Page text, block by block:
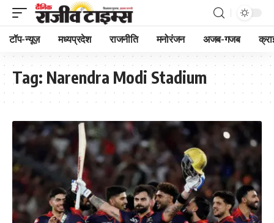
टॉप-न्यूज़ मध्यप्रदेश राजनीति मनोरंजन अजब-गजब
Tag: Narendra Modi Stadium